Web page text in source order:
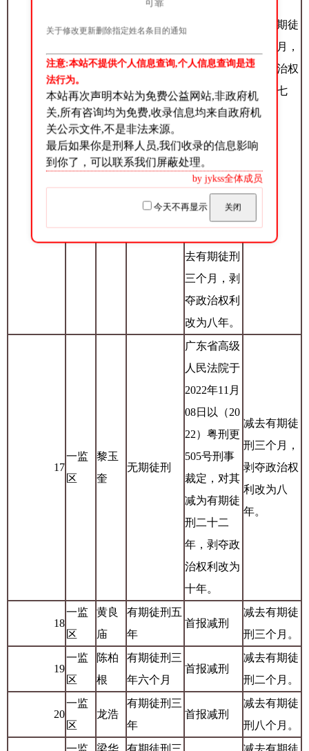
16
一监
区
许灼
无期徒刑
治权利改为
十年；广东
级人民法院
月23日以
（2023）粤
12刑更316
号刑事裁
去有期徒刑
三个月，剥
夺政治权利
改为八年。
减去有期徒
刑四个月，
剥夺政治权
利改为七
年。
17
一监
区
黎玉
奎
无期徒刑
广东省高级
人民法院于
2022年11月
08日以（20
22）粤刑更
505号刑事
裁定，对其
减为有期徒
刑二十二
年，剥夺政
治权利改为
十年。
减去有期徒
刑三个月，
剥夺政治权
利改为八
年。
18
一监
区
黄良
庙
有期徒刑五
年
首报减刑
减去有期徒
刑三个月。
19
一监
区
陈柏
根
有期徒刑三
年六个月
首报减刑
减去有期徒
刑二个月。
20
一监
区
龙浩
有期徒刑三
年
首报减刑
减去有期徒
刑八个月。
一监
梁华
有期徒刑三
减去有期徒
可靠
关于修改更新删除指定姓名条目的通知
注意:本站不提供个人信息查询,个人信息查询是违
法行为。
本站再次声明本站为免费公益网站,非政府机
关,所有咨询均为免费,收录信息均来自政府机
关公示文件,不是非法来源。
最后如果你是刑释人员,我们收录的信息影响
到你了，可以联系我们屏蔽处理。
by jykss全体成员
今天不再显示 关闭